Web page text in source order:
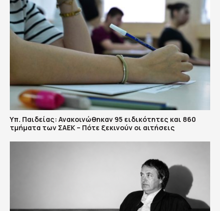
Υπ. Παιδείας: Ανακοινώθηκαν 95 ειδικότητες και 860
τμήματα των ΣΑΕΚ – Πότε ξεκινούν οι αιτήσεις